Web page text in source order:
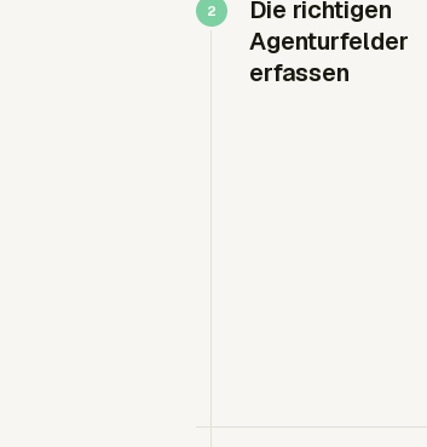
Die richtigen
Agenturfelder
erfassen